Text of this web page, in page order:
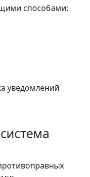
способами:
уведомлений